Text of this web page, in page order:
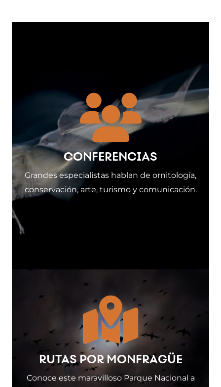
CONFERENCIAS
Grandes especialistas hablan de ornitología,
conservación, arte, turismo y comunicación.
RUTAS POR MONFRAGÜE
Conoce este maravilloso Parque Nacional a